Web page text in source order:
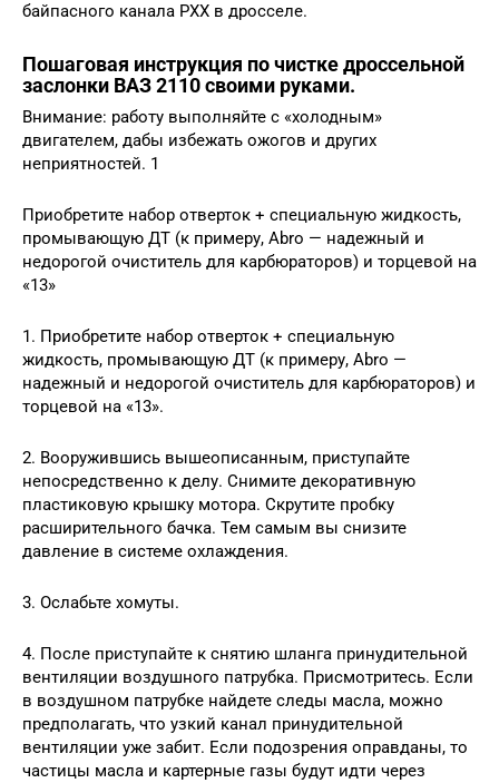
байпасного канала РХХ в дросселе.
Пошаговая инструкция по чистке дроссельной
заслонки ВАЗ 2110 своими руками.
Внимание: работу выполняйте с «холодным»
двигателем, дабы избежать ожогов и других
неприятностей. 1
Приобретите набор отверток + специальную жидкость,
промывающую ДТ (к примеру, Abro — надежный и
недорогой очиститель для карбюраторов) и торцевой на
«13»
1. Приобретите набор отверток + специальную
жидкость, промывающую ДТ (к примеру, Abro —
надежный и недорогой очиститель для карбюраторов) и
торцевой на «13».
2. Вооружившись вышеописанным, приступайте
непосредственно к делу. Снимите декоративную
пластиковую крышку мотора. Скрутите пробку
расширительного бачка. Тем самым вы снизите
давление в системе охлаждения.
3. Ослабьте хомуты.
4. После приступайте к снятию шланга принудительной
вентиляции воздушного патрубка. Присмотритесь. Если
в воздушном патрубке найдете следы масла, можно
предполагать, что узкий канал принудительной
вентиляции уже забит. Если подозрения оправданы, то
частицы масла и картерные газы будут идти через